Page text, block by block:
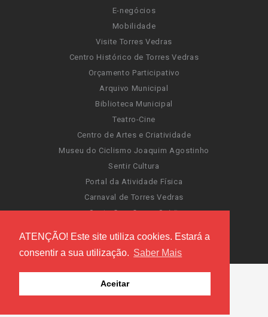
ATENÇÃO! Este site utiliza cookies. Estará a
consentir a sua utilização. Saber Mais
Aceitar
E-negócios
Mobilidade
Visite Torres Vedras
Centro Histórico de Torres Vedras
Orçamento Participativo
Arquivo Municipal
Biblioteca Municipal
Teatro-Cine
Centro de Artes e Criatividade
Museu do Ciclismo Joaquim Agostinho
Sentir Cultura
Portal da Atividade Física
Carnaval de Torres Vedras
Santa Cruz Ocean Spirit